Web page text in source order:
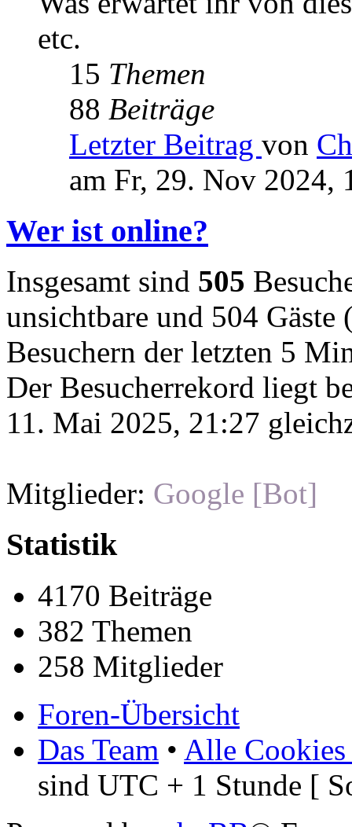
etc.
15 Themen
88 Beiträge
Letzter Beitrag von
am Fr, 29. Nov 2024,
Wer ist online?
Insgesamt sind 505
unsichtbare und 504 Gäste
Besuchern der letzten 5
Der Besucherrekord liegt
11. Mai 2025, 21:27
Mitglieder: Google [Bot]
Statistik
4170 Beiträge
382 Themen
258 Mitglieder
Foren-Übersicht
Das Team • Alle Cookies
sind UTC + 1 Stunde [